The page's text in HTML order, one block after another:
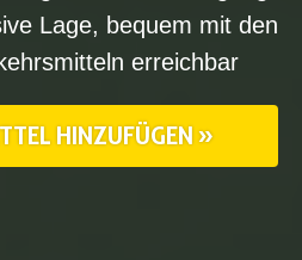
Lage, bequem mit den
erreichbar
HINZUFÜGEN »